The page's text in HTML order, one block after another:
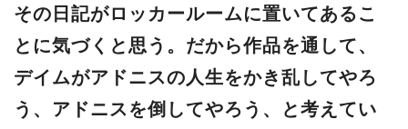
その⽇記がロッカールームに置いてあるこ
とに気づくと思う。だから作品を通して、
デイムがアドニスの⼈⽣をかき乱してやろ
う、アドニスを倒してやろう、と考えてい